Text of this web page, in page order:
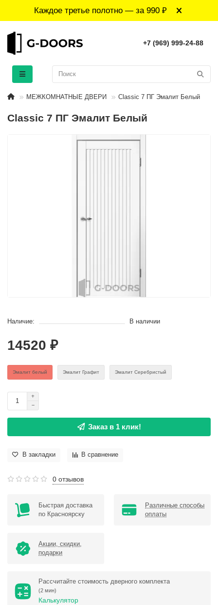
Каждое третье полотно — за 990 ₽
+7 (969) 999-24-88
МЕЖКОМНАТНЫЕ ДВЕРИ Classic 7 ПГ Эмалит Белый
Classic 7 ПГ Эмалит Белый
Наличие: В наличии
14520 ₽
Эмaлит белый Эмалит Графит Эмалит Серебристый
Заказ в 1 клик!
В закладки В сравнение
0 отзывов
Быстрая доставка
по Красноярску
Различные способы
оплаты
Акции, скидки,
подарки
Рассчитайте стоимость дверного комплекта
(2 мин)
Калькулятор